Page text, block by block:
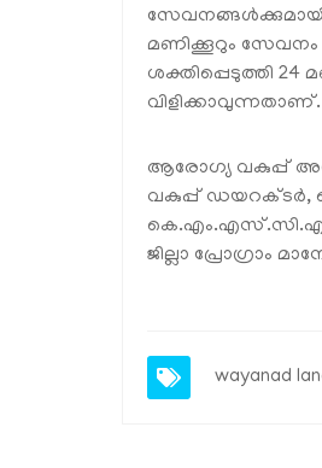
സേവനങ്ങൾക്കുമായി
മണിക്കൂറും സേവനം
ശക്തിപ്പെടുത്തി 24
വിളിക്കാവുന്നതാണ്.
ആരോഗ്യ വകുപ്പ്
വകുപ്പ് ഡയറക്ടർ,
ജില്ലാ
wayanad